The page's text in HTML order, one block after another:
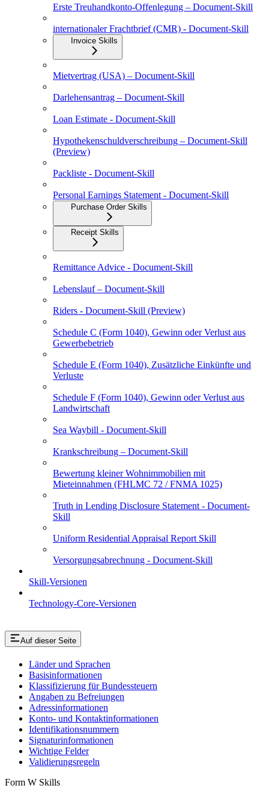
Erste Treuhandkonto-Offenlegung – Document-Skill
internationaler Frachtbrief (CMR) - Document-Skill
Invoice Skills
Mietvertrag (USA) – Document-Skill
Darlehensantrag – Document-Skill
Loan Estimate - Document-Skill
Hypothekenschuldverschreibung – Document-Skill
(Preview)
Packliste - Document-Skill
Personal Earnings Statement - Document-Skill
Purchase Order Skills
Receipt Skills
Remittance Advice - Document-Skill
Lebenslauf – Document-Skill
Riders - Document-Skill (Preview)
Schedule C (Form 1040), Gewinn oder Verlust aus
Gewerbebetrieb
Schedule E (Form 1040), Zusätzliche Einkünfte und
Verluste
Schedule F (Form 1040), Gewinn oder Verlust aus
Landwirtschaft
Sea Waybill - Document-Skill
Krankschreibung – Document-Skill
Bewertung kleiner Wohnimmobilien mit
Mieteinnahmen (FHLMC 72 / FNMA 1025)
Truth in Lending Disclosure Statement - Document-
Skill
Uniform Residential Appraisal Report Skill
Versorgungsabrechnung - Document-Skill
Skill-Versionen
Technology-Core-Versionen
Auf dieser Seite
Länder und Sprachen
Basisinformationen
Klassifizierung für Bundessteuern
Angaben zu Befreiungen
Adressinformationen
Konto- und Kontaktinformationen
Identifikationsnummern
Signaturinformationen
Wichtige Felder
Validierungsregeln
Form W Skills